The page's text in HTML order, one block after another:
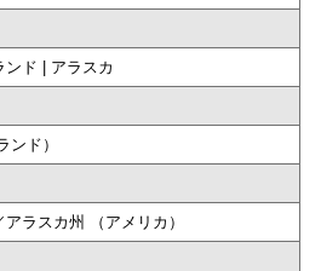
ンド | アラスカ
ド）
ラスカ州 （アメリカ）